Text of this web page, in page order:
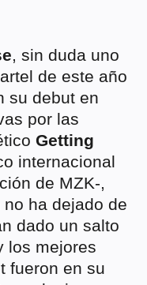
, sin duda uno
de este año
su debut en
por las
Getting
internacional
de MZK-,
ha dejado de
dado un salto
los mejores
fueron en su